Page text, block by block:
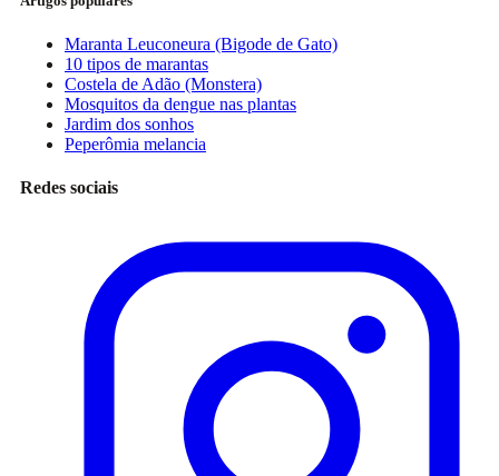
Maranta Leuconeura (Bigode de Gato)
10 tipos de marantas
Costela de Adão (Monstera)
Mosquitos da dengue nas plantas
Jardim dos sonhos
Peperômia melancia
Redes sociais